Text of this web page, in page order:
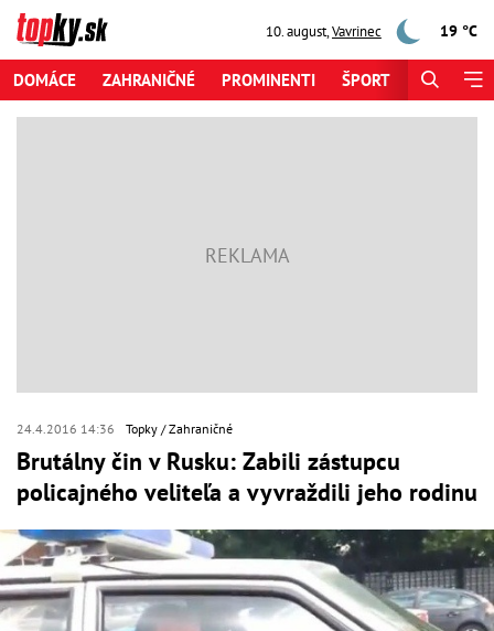
10. august,Vavrinec 19 °C
DOMÁCE ZAHRANIČNÉ PROMINENTI ŠPORT
24.4.2016 14:36 Topky Zahraničné
Brutálny čin v Rusku: Zabili zástupcu
policajného veliteľa a vyvraždili jeho rodinu